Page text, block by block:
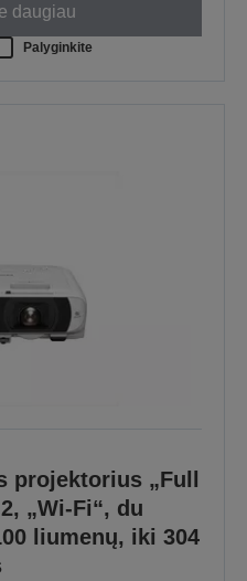
daugiau
Palyginkite
projektorius „Full
„Wi-Fi“, du
liumenų, iki 304